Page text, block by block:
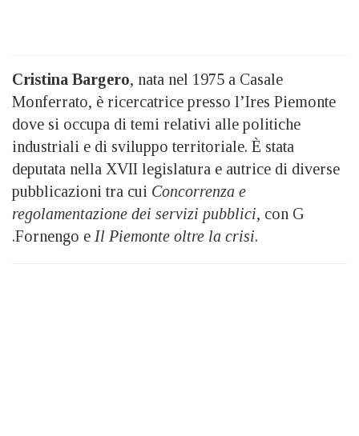
Cristina Bargero, nata nel 1975 a Casale
Monferrato, è ricercatrice presso l’Ires Piemonte
dove si occupa di temi relativi alle politiche
industriali e di sviluppo territoriale. È stata
deputata nella XVII legislatura e autrice di diverse
pubblicazioni tra cui Concorrenza e
regolamentazione dei servizi pubblici, con G
.Fornengo e Il Piemonte oltre la crisi.